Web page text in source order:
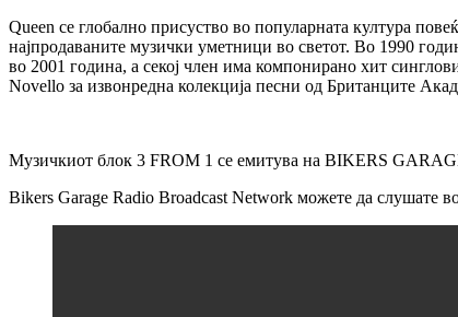
Queen се глобално присуство во популарната култура
најпродаваните музички уметници во светот. Во 1990
во 2001 година, а секој член има компонирано хит
Novello за извонредна колекција песни од Британците
Музичкиот блок 3 FROM 1 се емитува на BIKERS
Bikers Garage Radio Broadcast Network можете да слушате